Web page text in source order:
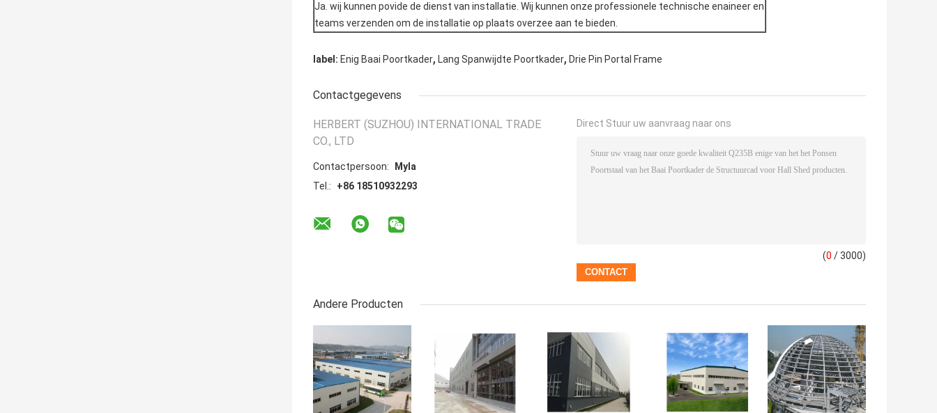
Ja. wij kunnen povide de dienst van installatie. Wij kunnen onze professionele technische enaineer en
teams verzenden om de installatie op plaats overzee aan te bieden.
label: Enig Baai Poortkader, Lang Spanwijdte Poortkader, Drie Pin Portal Frame
Contactgegevens
HERBERT (SUZHOU) INTERNATIONAL TRADE
CO., LTD
Contactpersoon:
Myla
Tel.:
+86 18510932293
Direct Stuur uw aanvraag naar ons
(0 / 3000)
Andere Producten